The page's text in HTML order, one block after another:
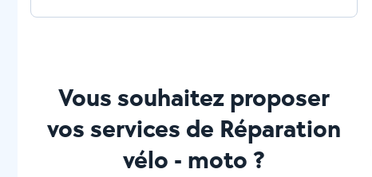
Vous souhaitez proposer
vos services de Réparation
vélo - moto ?